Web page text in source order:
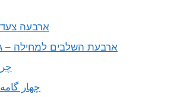
ארבעה
ארבעת השלבים למחילה –
چهار